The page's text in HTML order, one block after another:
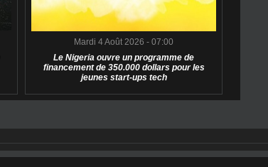
Mardi 4 Août 2026 - 07:00
Le Nigeria ouvre un programme de
financement de 350.000 dollars pour les
jeunes start-ups tech